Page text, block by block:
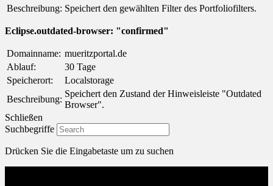
Beschreibung: Speichert den gewählten Filter des Portfoliofilters.
Eclipse.outdated-browser: "confirmed"
Domainname: mueritzportal.de
Ablauf:
30 Tage
Speicherort:
Localstorage
Beschreibung:
Speichert den Zustand der Hinweisleiste "Outdated
Browser".
Schließen
Suchbegriffe
Drücken Sie die Eingabetaste um zu suchen